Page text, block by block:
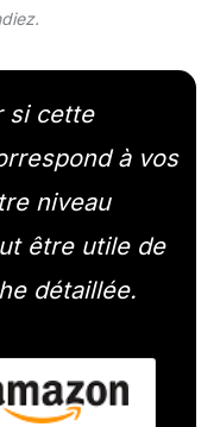
si cette
à vos
niveau
être utile de
détaillée.